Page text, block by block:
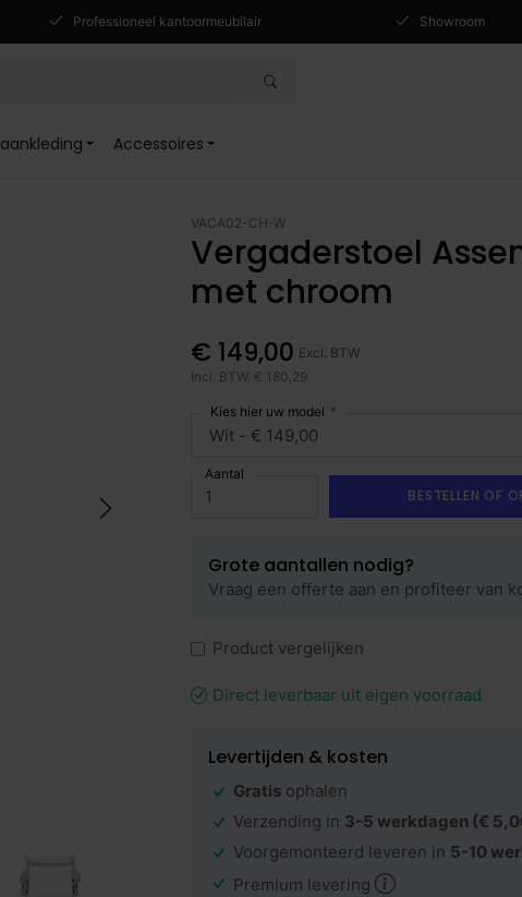
Professioneel kantoormeubilair Showroom
Accessoires
VACA02-CH-W
Vergaderstoel
met chroom
€ 149,00 Excl. BTW
Incl. BTW: € 180,29
Kies hier uw model
Aantal
BESTELLEN OF
Grote aantallen nodig?
Vraag een offerte aan en profiteer van
Product vergelijken
Direct leverbaar uit eigen voorraad
Levertijden & kosten
Gratis ophalen
Verzending in 3-5 werkdagen (€
Voorgemonteerd leveren in 5-10
Premium levering